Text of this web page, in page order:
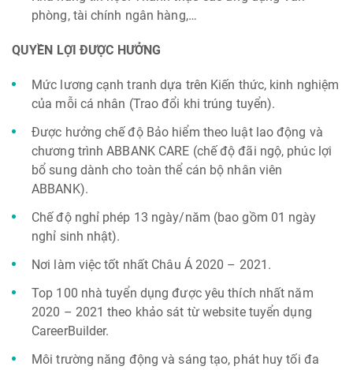
phòng, tài chính ngân hàng,…
QUYỀN LỢI ĐƯỢC HƯỞNG
Mức lương cạnh tranh dựa trên Kiến thức, kinh nghiệm
của mỗi cá nhân (Trao đổi khi trúng tuyển).
Được hưởng chế độ Bảo hiểm theo luật lao động và
chương trình ABBANK CARE (chế độ đãi ngộ, phúc lợi
bổ sung dành cho toàn thể cán bộ nhân viên
ABBANK).
Chế độ nghỉ phép 13 ngày/năm (bao gồm 01 ngày
nghỉ sinh nhật).
Nơi làm việc tốt nhất Châu Á 2020 – 2021.
Top 100 nhà tuyển dụng được yêu thích nhất năm
2020 – 2021 theo khảo sát từ website tuyển dụng
CareerBuilder.
Môi trường năng động và sáng tạo, phát huy tối đa